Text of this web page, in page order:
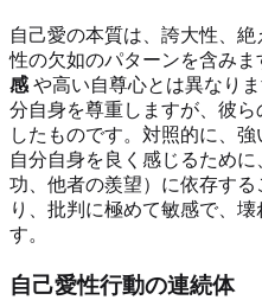
自己愛の本質は、誇大性、
性の欠如のパターンを含み
感 や高い自尊心とは異なり
分自身を尊重しますが、彼
したものです。対照的に、強
自分自身を良く感じるため
功、他者の羨望）に依存す
り、批判に極めて敏感で、
す。
自己愛性行動の連続体